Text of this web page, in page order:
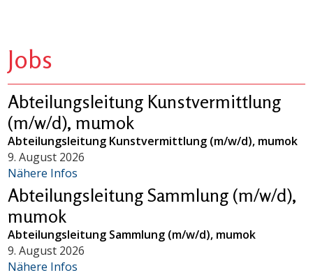
Jobs
Abteilungsleitung Kunstvermittlung
(m/w/d), mumok
Abteilungsleitung Kunstvermittlung (m/w/d), mumok
9. August 2026
Nähere Infos
Abteilungsleitung Sammlung (m/w/d),
mumok
Abteilungsleitung Sammlung (m/w/d), mumok
9. August 2026
Nähere Infos